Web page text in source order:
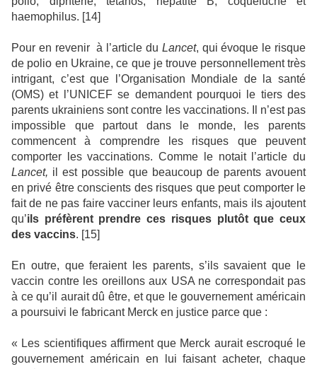
haemophilus. [14]
Pour en revenir à l’article du Lancet, qui évoque le risque
de polio en Ukraine, ce que je trouve personnellement très
intrigant, c’est que l’Organisation Mondiale de la santé
(OMS) et l’UNICEF se demandent pourquoi le tiers des
parents ukrainiens sont contre les vaccinations. Il n’est pas
impossible que partout dans le monde, les parents
commencent à comprendre les risques que peuvent
comporter les vaccinations. Comme le notait l’article du
Lancet, il est possible que beaucoup de parents avouent
en privé être conscients des risques que peut comporter le
fait de ne pas faire vacciner leurs enfants, mais ils ajoutent
qu’ils préfèrent prendre ces risques plutôt que ceux
des vaccins. [15]
En outre, que feraient les parents, s’ils savaient que le
vaccin contre les oreillons aux USA ne correspondait pas
à ce qu’il aurait dû être, et que le gouvernement américain
a poursuivi le fabricant Merck en justice parce que :
« Les scientifiques affirment que Merck aurait escroqué le
gouvernement américain en lui faisant acheter, chaque